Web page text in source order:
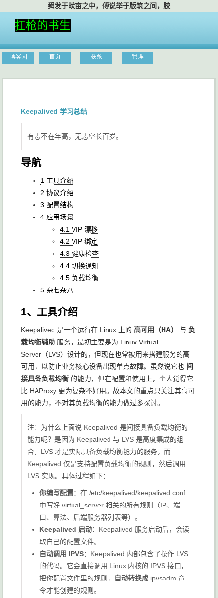
故天将降
扛枪的书生
博客园 首页 联系 管理
Keepalived 学习总结
有志不在年高，无志空长百岁。
导航
1 工具介绍
2 协议介绍
3 配置结构
4 应用场景
4.1 VIP 漂移
4.2 VIP 绑定
4.3 健康检查
4.4 切换通知
4.5 负载均衡
5 杂七杂八
1、工具介绍
Keepalived 是一个运行在 Linux 上的 高可用（HA） 与 负
载均衡辅助 服务，最初主要是为 Linux Virtual
Server（LVS）设计的，但现在也常被用来搭建服务的高
可用，以防止业务核心设备出现单点故障。虽然说它也 间
接具备负载均衡 的能力，但在配置和使用上，个人觉得它
比 HAProxy 更为复杂不好用。故本文的重点只关注其高可
用的能力，不对其负载均衡的能力做过多探讨。
注：为什么上面说 Keepalived 是间接具备负载均衡的
能力呢？是因为 Keepalived 与 LVS 是高度集成的组
合，LVS 才是实际具备负载均衡能力的服务，而
Keepalived 仅是支持配置负载均衡的规则，然后调用
LVS 实现。具体过程如下：
你编写配置：在 /etc/keepalived/keepalived.conf
中写好 virtual_server 相关的所有规则（IP、端
口、算法、后端服务器列表等）。
Keepalived 启动：Keepalived 服务启动后，会读
取自己的配置文件。
自动调用 IPVS：Keepalived 内部包含了操作 LVS
的代码。它会直接调用 Linux 内核的 IPVS 接口，
把你配置文件里的规则，
自动转换成 ipvsadm 命
令才能创建的规则。